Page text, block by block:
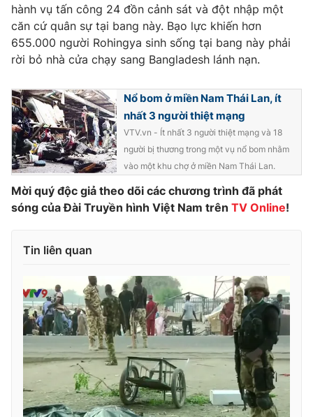
Thị trường
Tư vấn
Lịch phát sóng
Chuyên mục khác
Emagazine Podcast
Photo Infographic
Video Shorts video
VTV Money VTV Thể thao
VTV Sức khoẻ
Thị trường 24h Tấm lòng Việt
VTV4 Vươn mình bằng AI
VTV9 VTV8
Liên hệ tòa soạn English
hành vụ tấn công 24 đồn cảnh sát và đột nhập một
căn cứ quân sự tại bang này. Bạo lực khiến hơn
655.000 người Rohingya sinh sống tại bang này phải
rời bỏ nhà cửa chạy sang Bangladesh lánh nạn.
Nổ bom ở miền Nam Thái Lan, ít
nhất 3 người thiệt mạng
VTV.vn - Ít nhất 3 người thiệt mạng và 18
người bị thương trong một vụ nổ bom nhằm
vào một khu chợ ở miền Nam Thái Lan.
Mời quý độc giả theo dõi các chương trình đã phát
sóng của Đài Truyền hình Việt Nam trên TV Online!
Tin liên quan